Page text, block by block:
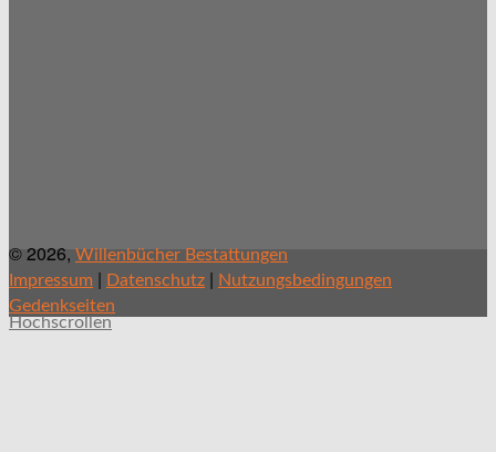
© 2026, Willenbücher Bestattungen
Impressum | Datenschutz | Nutzungsbedingungen
Gedenkseiten
Hochscrollen